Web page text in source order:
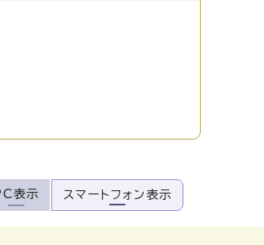
表示 スマートフォン表示